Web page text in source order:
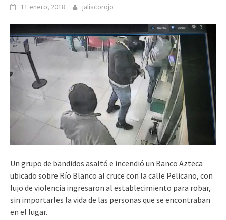
11 enero, 2018 jaliscorojo
Un grupo de bandidos asaltó e incendió un Banco Azteca
ubicado sobre Río Blanco al cruce con la calle Pelicano, con
lujo de violencia ingresaron al establecimiento para robar,
sin importarles la vida de las personas que se encontraban
en el lugar.